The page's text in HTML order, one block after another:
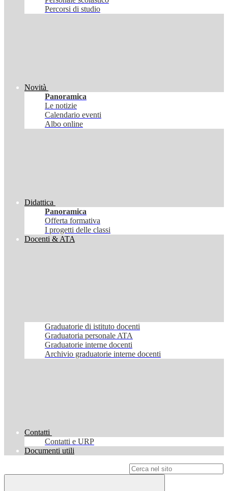
Percorsi di studio
Novità
Panoramica
Le notizie
Calendario eventi
Albo online
Didattica
Panoramica
Offerta formativa
I progetti delle classi
Docenti & ATA
Graduatorie di istituto docenti
Graduatoria personale ATA
Graduatorie interne docenti
Archivio graduatorie interne docenti
Contatti
Contatti e URP
Documenti utili